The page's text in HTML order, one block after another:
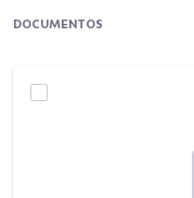
DOCUMENTOS